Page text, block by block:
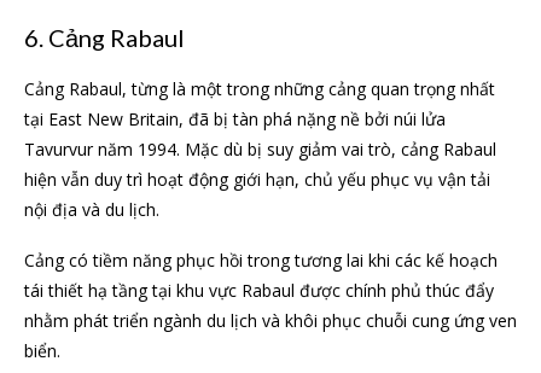
6. Cảng Rabaul
Cảng Rabaul, từng là một trong những cảng quan trọng nhất
tại East New Britain, đã bị tàn phá nặng nề bởi núi lửa
Tavurvur năm 1994. Mặc dù bị suy giảm vai trò, cảng Rabaul
hiện vẫn duy trì hoạt động giới hạn, chủ yếu phục vụ vận tải
nội địa và du lịch.
Cảng có tiềm năng phục hồi trong tương lai khi các kế hoạch
tái thiết hạ tầng tại khu vực Rabaul được chính phủ thúc đẩy
nhằm phát triển ngành du lịch và khôi phục chuỗi cung ứng ven
biển.